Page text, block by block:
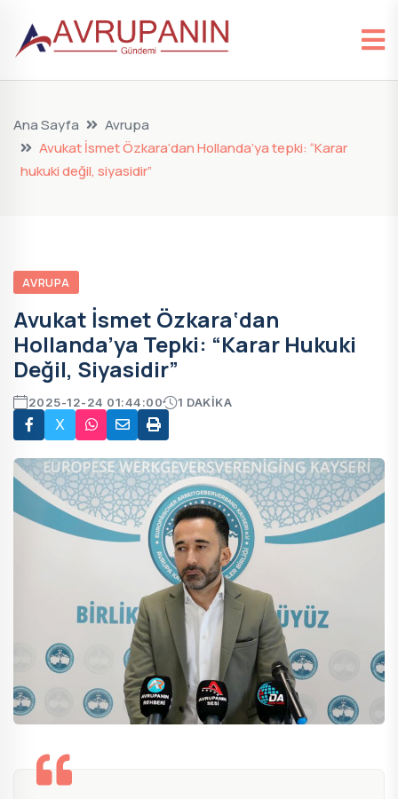
Ana Sayfa
Avrupa
Avukat İsmet Özkara‘dan Hollanda’ya tepki: “Karar
hukuki değil, siyasidir”
AVRUPA
Avukat İsmet Özkara‘dan
Hollanda’ya Tepki: “Karar Hukuki
Değil, Siyasidir”
2025-12-24 01:44:00 1 DAKIKA
X